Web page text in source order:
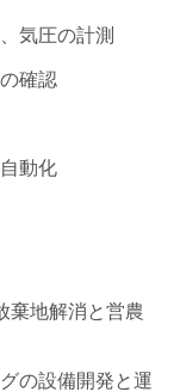
気圧の計測
確認
動化
棄地解消と営農
の設備開発と運